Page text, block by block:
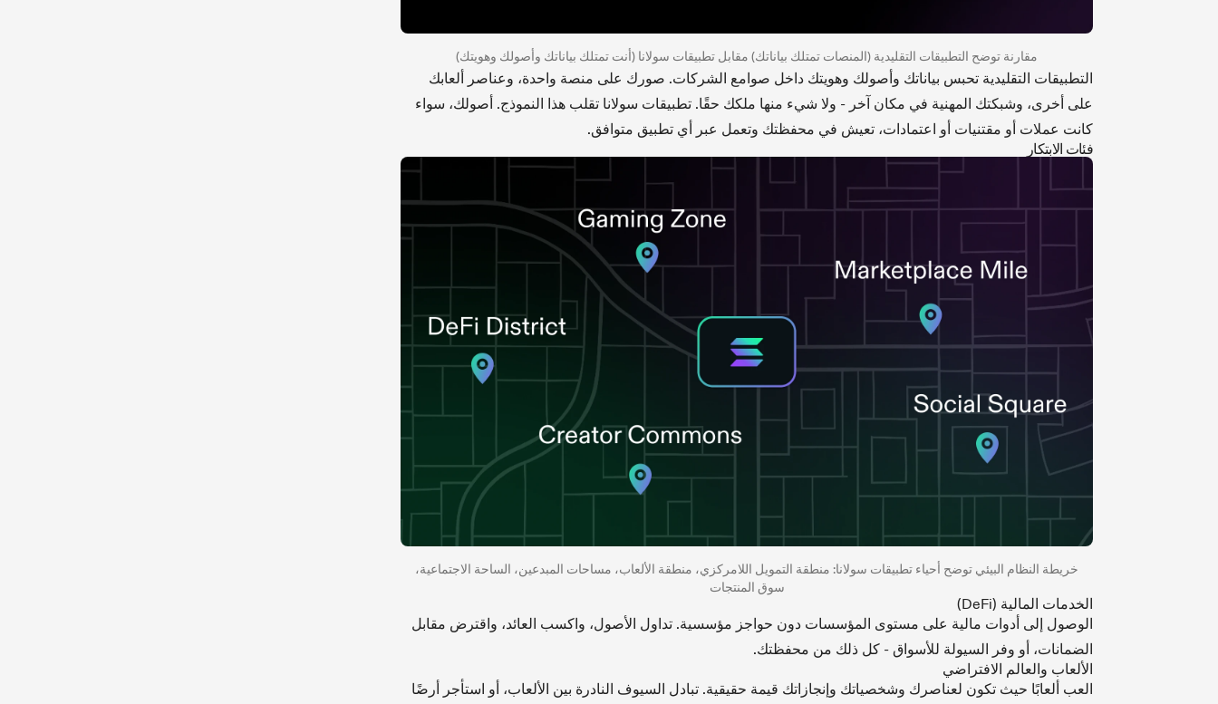
مقارنة توضح التطبيقات التقليدية (المنصات تمتلك بياناتك) مقابل تطبيقات سولانا (أنت تمتلك بياناتك وأصولك وهويتك)
التطبيقات التقليدية تحبس بياناتك وأصولك وهويتك داخل صوامع الشركات. صورك على منصة واحدة، وعناصر ألعابك
على أخرى، وشبكتك المهنية في مكان آخر - ولا شيء منها ملكك حقًا. تطبيقات سولانا تقلب هذا النموذج. أصولك، سواء
كانت عملات أو مقتنيات أو اعتمادات، تعيش في محفظتك وتعمل عبر أي تطبيق متوافق.
فئات الابتكار
خريطة النظام البيئي توضح أحياء تطبيقات سولانا: منطقة التمويل اللامركزي، منطقة الألعاب، مساحات المبدعين، الساحة الاجتماعية،
سوق المنتجات
الخدمات المالية (DeFi)
الوصول إلى أدوات مالية على مستوى المؤسسات دون حواجز مؤسسية. تداول الأصول، واكسب العائد، واقترض مقابل
الضمانات، أو وفر السيولة للأسواق - كل ذلك من محفظتك.
الألعاب والعالم الافتراضي
العب ألعابًا حيث تكون لعناصرك وشخصياتك وإنجازاتك قيمة حقيقية. تبادل السيوف النادرة بين الألعاب، أو استأجر أرضًا